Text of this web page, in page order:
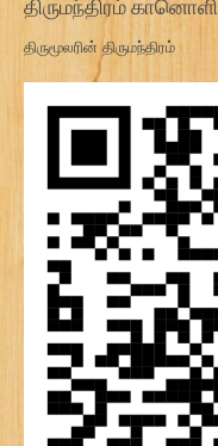
திருமந்திரம்
திருமூலரின் திருமந்திரம்